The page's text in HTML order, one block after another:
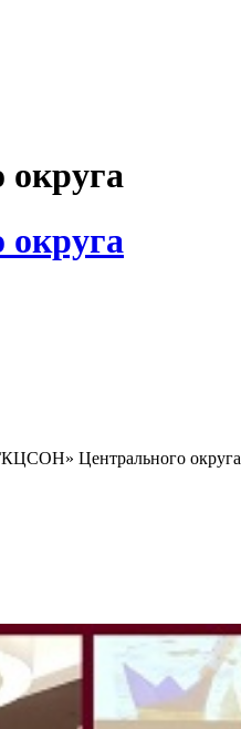
Центрального округа